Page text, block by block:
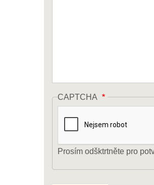
CAPTCHA
Prosím odšktrtněte pro